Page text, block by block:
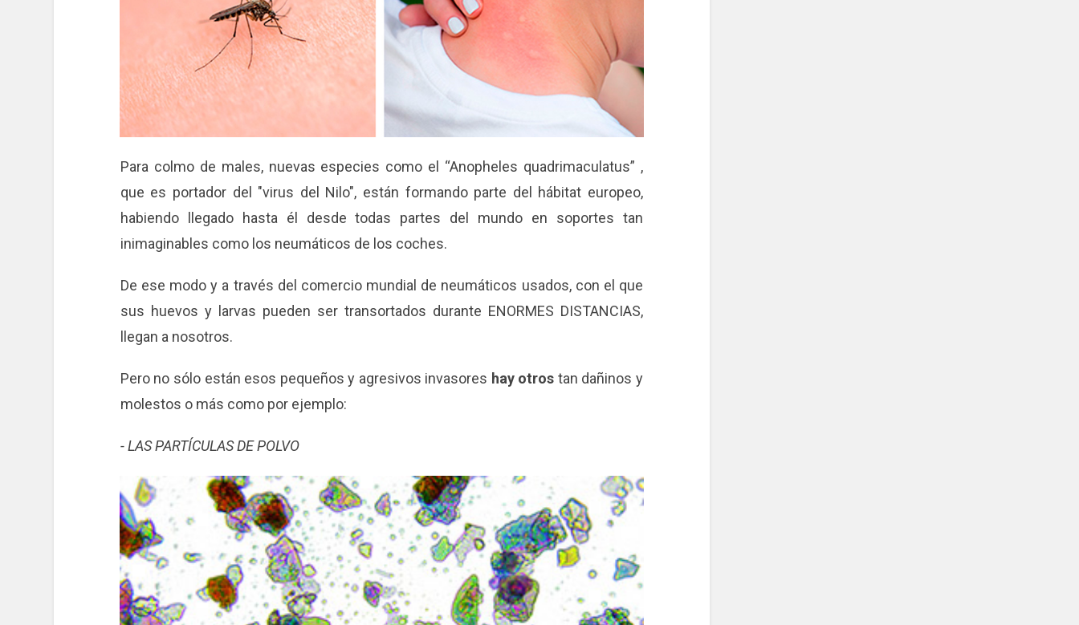
Para colmo de males, nuevas especies como el “Anopheles quadrimaculatus” ,
que es portador del "virus del Nilo", están formando parte del hábitat europeo,
habiendo llegado hasta él desde todas partes del mundo en soportes tan
inimaginables como los neumáticos de los coches.
De ese modo y a través del comercio mundial de neumáticos usados, con el que
sus huevos y larvas pueden ser transortados durante ENORMES DISTANCIAS,
llegan a nosotros.
Pero no sólo están esos pequeños y agresivos invasores hay otros tan dañinos y
molestos o más como por ejemplo:
- LAS PARTÍCULAS DE POLVO